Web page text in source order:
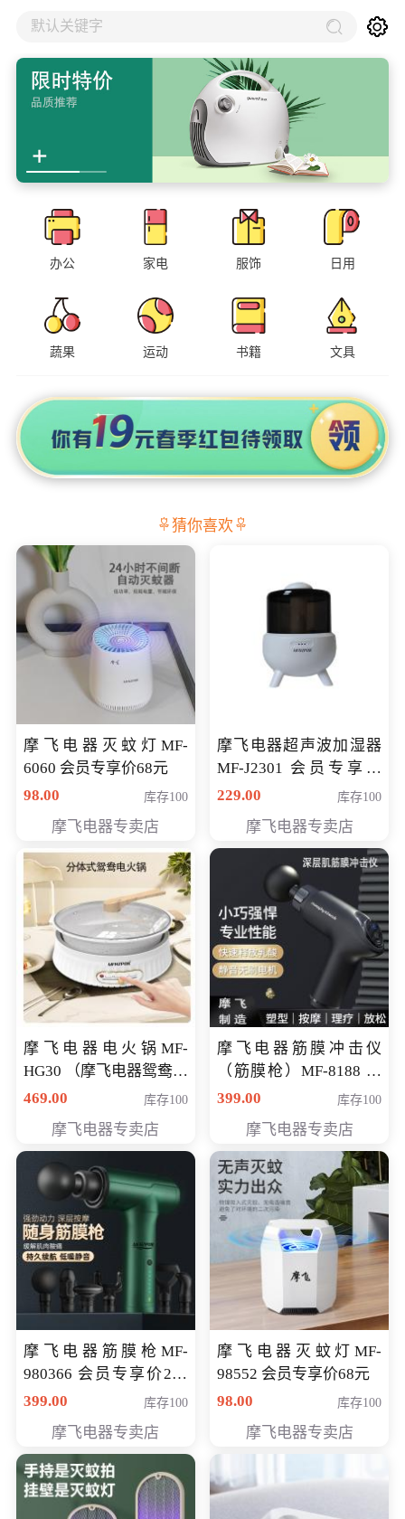
默认关键字
办公 家电 服饰 日用
蔬果 运动 书籍 文具
猜你喜欢
摩飞电器灭蚊灯MF-
6060 会员专享价68元
98.00
库存100
摩飞电器专卖店
摩飞电器超声波加湿器
MF-J2301 会员专享价
168元
229.00 库存100
摩飞电器专卖店
摩飞电器电火锅MF-
HG30 （摩飞电器鸳鸯锅
MF-HG30 ） 会员专享价
469.00 库存100
摩飞电器专卖店
摩飞电器筋膜冲击仪
（筋膜枪）MF-8188 会
员专享价268元
399.00 库存100
摩飞电器专卖店
摩飞电器筋膜枪MF-
980366 会员专享价299
元
399.00 库存100
摩飞电器专卖店
摩飞电器灭蚊灯MF-
98552 会员专享价68元
98.00
库存100
摩飞电器专卖店